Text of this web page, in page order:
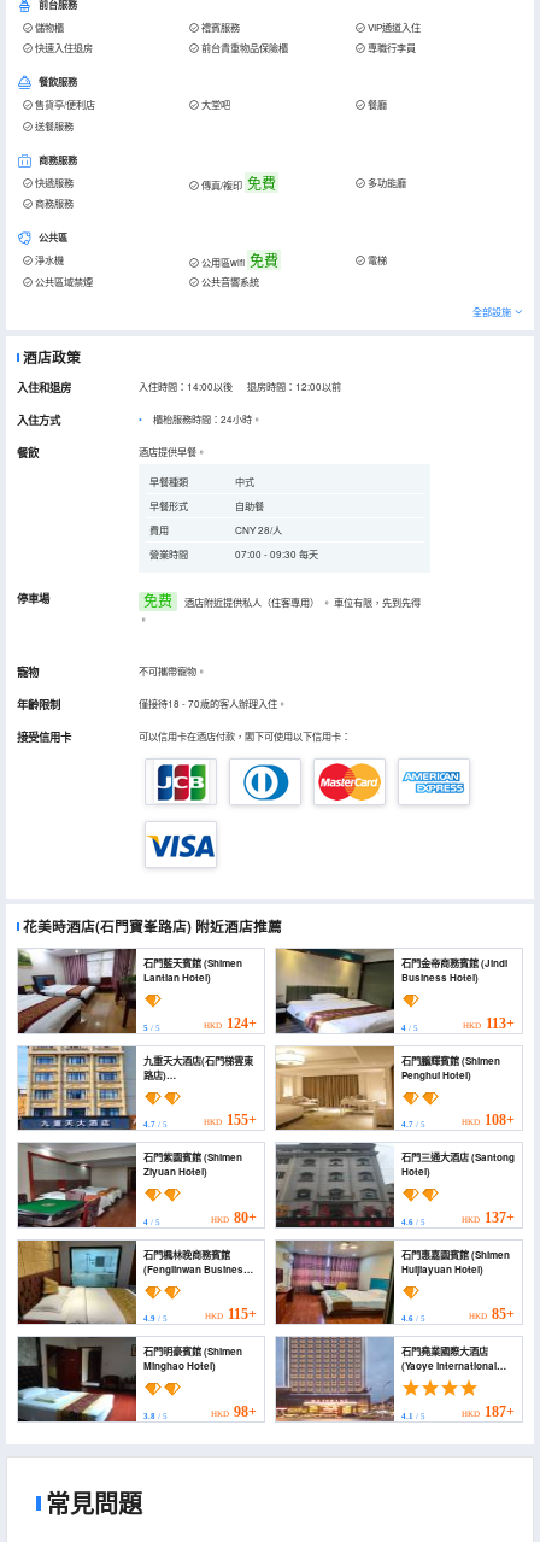
前台服務
儲物櫃 禮賓服務
VIP通道入住
快速入住退房
前台貴重物品保險櫃 專職行李員
餐飲服務
售貨亭/便利店 大堂吧
餐廳
送餐服務
商務服務
快遞服務 傳真/複印 免費
多功能廳
商務服務
公共區
淨水機 公用區wifi 免費
電梯
公共區域禁煙
公共音響系統
全部設施
酒店政策
入住和退房 入住時間：14:00以後 退房時間：12:00以前
入住方式 櫃枱服務時間：24小時。
餐飲 酒店提供早餐。
早餐種類
中式
早餐形式
自助餐
費用
CNY 28/人
營業時間
07:00 - 09:30 每天
停車場 免费 酒店附近提供私人（住客專用） 。 車位有限，先到先得
。
寵物 不可攜帶寵物。
年齡限制 僅接待18 - 70歲的客人辦理入住。
接受信用卡 可以信用卡在酒店付款，閣下可使用以下信用卡：
花美時酒店(石門寶峯路店) 附近酒店推薦
石門藍天賓館 (Shimen
Lantian Hotel)
5 / 5 HKD 124+
石門金帝商務賓館 (Jindi
Business Hotel)
4/ 5 HKD 113+
九重天大酒店(石門梯雲東
路店)
(jiuchongtian.hotel)
4.7 / 5 HKD 155+
石門鵬輝賓館 (Shimen
Penghui Hotel)
4.7/ 5 HKD 108+
石門紫園賓館 (Shimen
Ziyuan Hotel)
4 / 5 HKD 80+
石門三通大酒店 (Santong
Hotel)
4.6/ 5 HKD 137+
石門楓林晚商務賓館
(Fenglinwan Business
Hotel)
4.9 / 5 HKD 115+
石門惠嘉園賓館 (Shimen
Huijiayuan Hotel)
4.6/ 5 HKD 85+
石門明豪賓館 (Shimen
Minghao Hotel)
3.8 / 5 HKD 98+
石門堯業國際大酒店
(Yaoye International
Hotel)
4.1/ 5 HKD 187+
常見問題